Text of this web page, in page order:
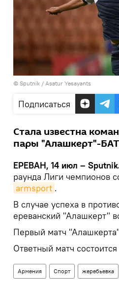
© Sputnik / Asatur Yesayants
Подписаться
Стала известна
пары "Алашкерт"-
ЕРЕВАН, 14 июл –
раунда Лиги чемпионов
armsport .
В случае успеха в
ереванский "Алашкерт"
Первый матч
Ответный матч
Армения Спорт жеребьевка